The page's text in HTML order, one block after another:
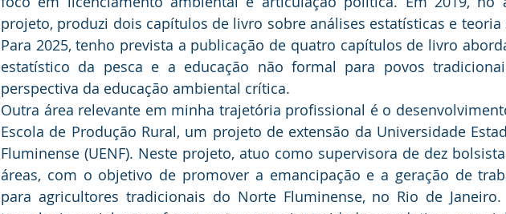
projeto, produzi dois capítulos de livro sobre análises estatísticas e
Para 2025, tenho prevista a publicação de quatro capítulos de livro
estatístico da pesca e a educação não formal para povos
perspectiva da educação ambiental crítica.
Outra área relevante em minha trajetória profissional é o
Escola de Produção Rural, um projeto de extensão da Universidade
Fluminense (UENF). Neste projeto, atuo como supervisora de dez
áreas, com o objetivo de promover a emancipação e a geração de
para agricultores tradicionais do Norte Fluminense, no Rio de